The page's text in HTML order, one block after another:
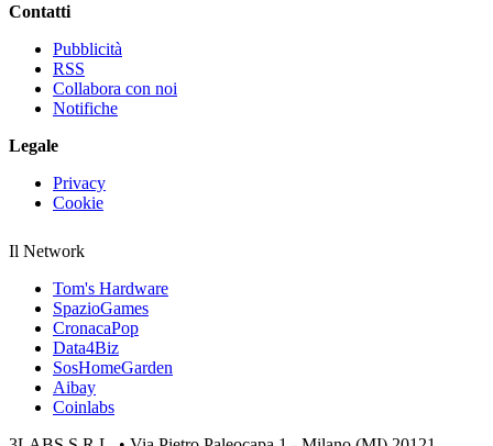
Contatti
Pubblicità
RSS
Collabora con noi
Notifiche
Legale
Privacy
Cookie
Il Network
Tom's Hardware
SpazioGames
CronacaPop
Data4Biz
SosHomeGarden
Aibay
Coinlabs